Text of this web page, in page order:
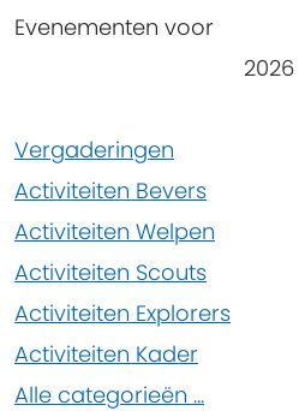
Evenementen voor
2026
Pagination
List
Limit
Vergaderingen
Activiteiten Bevers
Activiteiten Welpen
Activiteiten Scouts
Activiteiten Explorers
Activiteiten Kader
Alle categorieën ...